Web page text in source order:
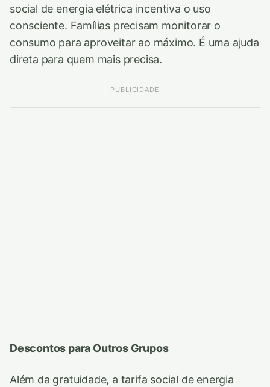
social de energia elétrica incentiva o uso
consciente. Famílias precisam monitorar o
consumo para aproveitar ao máximo. É uma ajuda
direta para quem mais precisa.
PUBLICIDADE
Descontos para Outros Grupos
Além da gratuidade, a tarifa social de energia